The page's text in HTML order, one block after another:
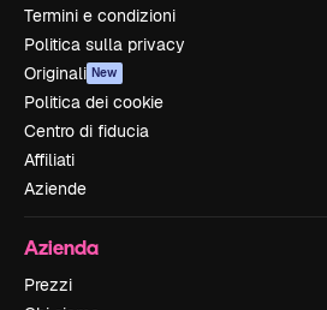
Termini e condizioni
Politica sulla privacy
Originali New
Politica dei cookie
Centro di fiducia
Affiliati
Aziende
Azienda
Prezzi